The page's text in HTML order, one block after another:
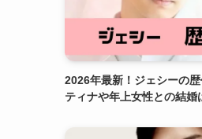
2026年最新！ジェシーの
ティナや年上女性との結婚